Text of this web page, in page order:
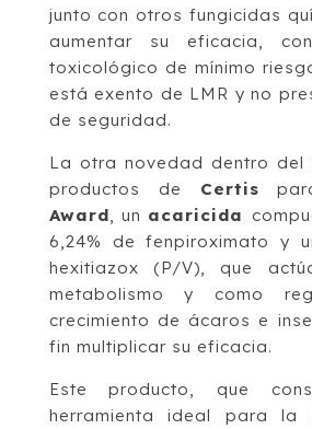
junto con otros fungicidas
aumentar su eficacia,
toxicológico de mínimo
está exento de LMR y no
de seguridad.
La otra novedad dentro del
productos de Certis
Award, un acaricida
6,24% de fenpiroximato y
hexitiazox (P/V), que
metabolismo y como
crecimiento de ácaros e
fin multiplicar su eficacia.
Este producto, que
herramienta ideal para la